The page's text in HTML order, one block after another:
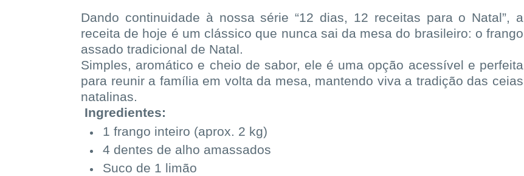
Dando continuidade à nossa série “12 dias, 12 receitas para o Natal”, a
receita de hoje é um clássico que nunca sai da mesa do brasileiro: o frango
assado tradicional de Natal.
Simples, aromático e cheio de sabor, ele é uma opção acessível e perfeita
para reunir a família em volta da mesa, mantendo viva a tradição das ceias
natalinas.
Ingredientes:
1 frango inteiro (aprox. 2 kg)
4 dentes de alho amassados
Suco de 1 limão